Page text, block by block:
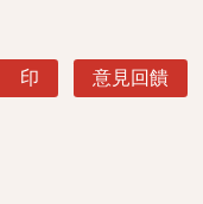
印 意見回饋